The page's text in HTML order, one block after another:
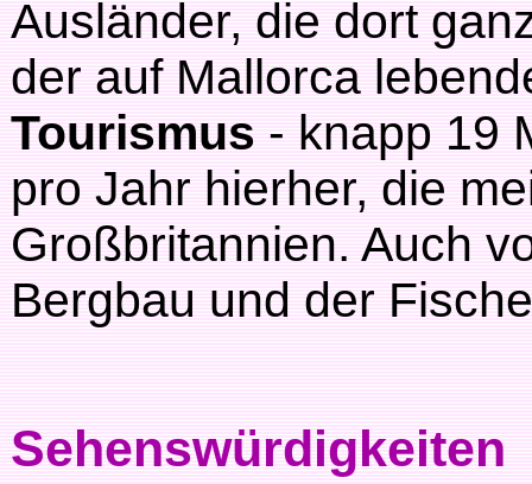
Ausländer, die dort
der auf Mallorca
Tourismus- knapp 19
pro Jahr hierher, die
Großbritannien. Auch
Bergbau und der
Sehenswürdigkeiten